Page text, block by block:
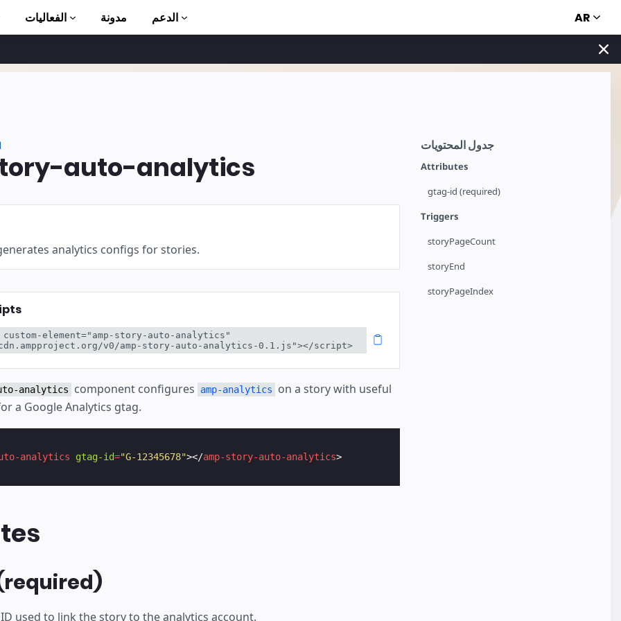
to AMP
الفعاليات مدونة الدعم AR
جدول المحتويات
Attributes
gtag-id (required)
Triggers
storyPageCount
storyEnd
storyPageIndex
auto-analytics
analytics configs for stories.
element="amp-story-auto-analytics"
v0/amp-story-auto-analytics-0.1.js"></script>
analytics component configures amp-analytics
on a story with useful
a Google Analytics gtag.
analytics gtag-id="G-12345678"></amp-story-auto-analytics>
used to link the story to the analytics account.